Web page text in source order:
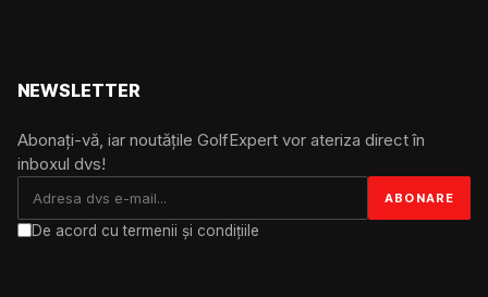
NEWSLETTER
Abonați-vă, iar noutățile GolfExpert vor ateriza direct în
inboxul dvs!
De acord cu termenii și condițiile